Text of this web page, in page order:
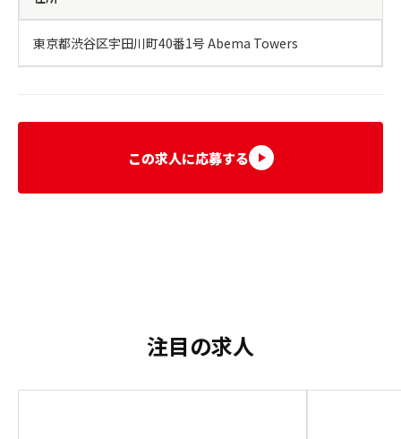
東京都渋谷区宇田川町40番1号 Abema Towers
この求人に応募する
注目の求人